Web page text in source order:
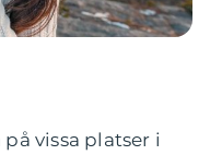
vissa platser i